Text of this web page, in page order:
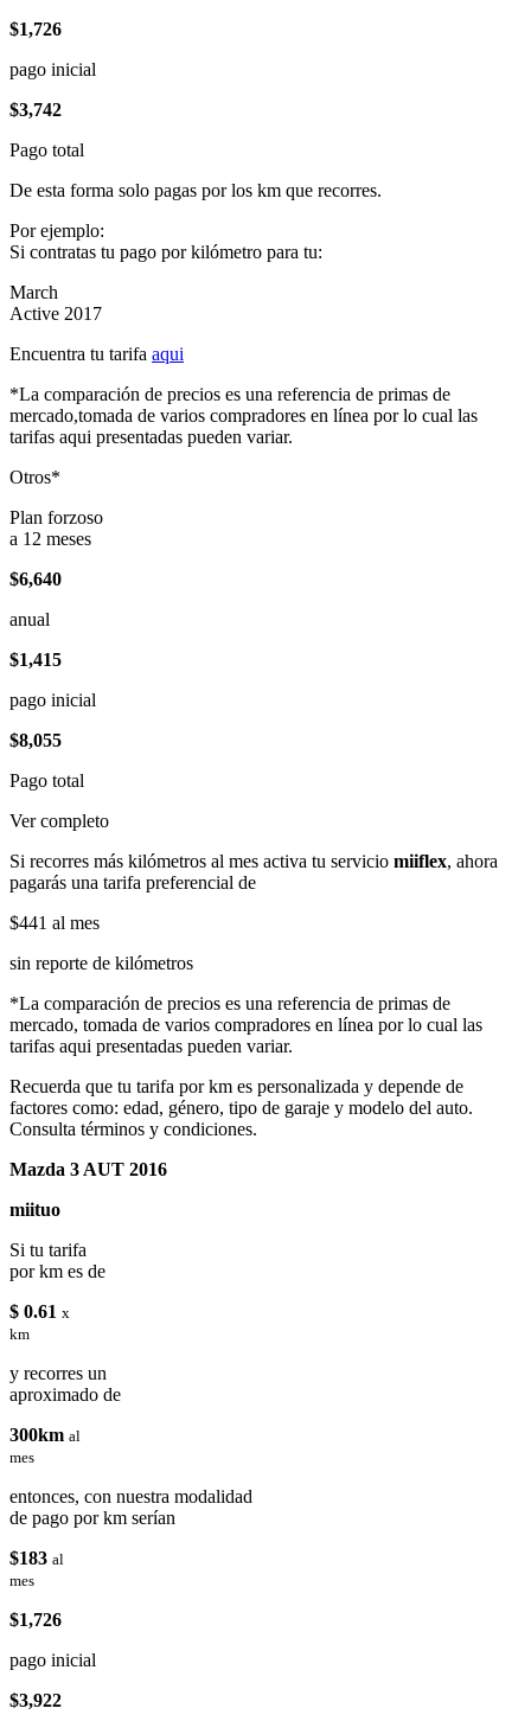
$1,726
pago inicial
$3,742
Pago total
De esta forma solo pagas por los km que recorres.
Por ejemplo:
Si contratas tu pago por kilómetro para tu:
March
Active 2017
Encuentra tu tarifa aqui
*La comparación de precios es una referencia de primas de
mercado,tomada de varios compradores en línea por lo cual las
tarifas aqui presentadas pueden variar.
Otros*
Plan forzoso
a 12 meses
$6,640
anual
$1,415
pago inicial
$8,055
Pago total
Ver completo
Si recorres más kilómetros al mes activa tu servicio miiflex, ahora
pagarás una tarifa preferencial de
$441 al mes
sin reporte de kilómetros
*La comparación de precios es una referencia de primas de
mercado, tomada de varios compradores en línea por lo cual las
tarifas aqui presentadas pueden variar.
Recuerda que tu tarifa por km es personalizada y depende de
factores como: edad, género, tipo de garaje y modelo del auto.
Consulta términos y condiciones.
Mazda 3 AUT 2016
miituo
Si tu tarifa
por km es de
$ 0.61 x
km
y recorres un
aproximado de
300km al
mes
entonces, con nuestra modalidad
de pago por km serían
$183 al
mes
$1,726
pago inicial
$3,922